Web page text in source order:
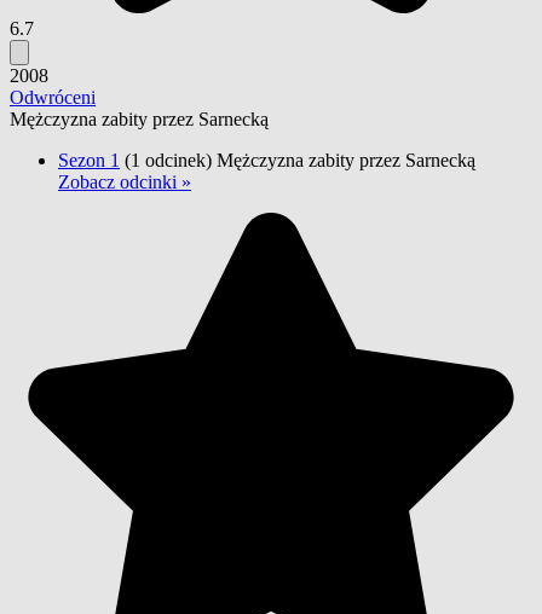
6.7
2008
Odwróceni
Mężczyzna zabity przez Sarnecką
Sezon 1 (1 odcinek) Mężczyzna zabity przez Sarnecką
Zobacz odcinki »